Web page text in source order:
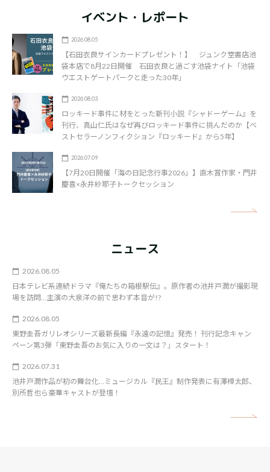
イベント・レポート
2026.08.05
【石田衣良サインカードプレゼント！】 ジュンク堂書店池
袋本店で8月22日開催 石田衣良と過ごす池袋ナイト「池袋
ウエストゲートパークと走った30年」
2026.08.03
ロッキード事件に材をとった新刊小説『シャドーゲーム』を
刊行、真山仁氏はなぜ再びロッキード事件に挑んだのか【ベ
ストセラーノンフィクション『ロッキード』から5年】
2026.07.09
【7月20日開催「海の日記念行事2026」】直木賞作家・門井
慶喜×永井紗耶子トークセッション
ニュース
2026.08.05
日本テレビ系連続ドラマ『俺たちの箱根駅伝』。原作者の池井戸潤が撮影現
場を訪問…主演の大泉洋の前で思わず本音が!?
2026.08.05
東野圭吾ガリレオシリーズ最新長編『永遠の記憶』発売！ 刊行記念キャン
ペーン第3弾「東野圭吾のお気に入りの一文は？」スタート！
2026.07.31
池井戸潤作品が初の舞台化…ミュージカル『民王』制作発表に有澤樟太郎、
別所哲也ら豪華キャストが登壇！